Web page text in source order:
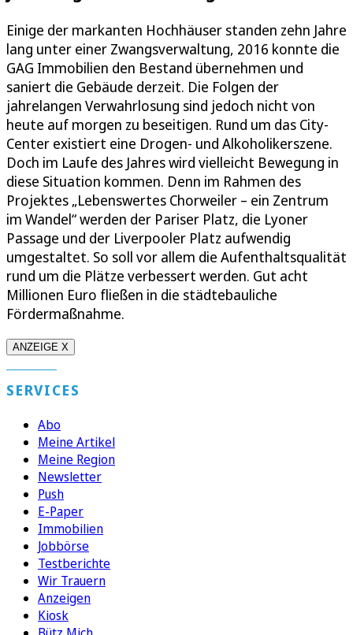
Einige der markanten Hochhäuser standen zehn Jahre
lang unter einer Zwangsverwaltung, 2016 konnte die
GAG Immobilien den Bestand übernehmen und
saniert die Gebäude derzeit. Die Folgen der
jahrelangen Verwahrlosung sind jedoch nicht von
heute auf morgen zu beseitigen. Rund um das City-
Center existiert eine Drogen- und Alkoholikerszene.
Doch im Laufe des Jahres wird vielleicht Bewegung in
diese Situation kommen. Denn im Rahmen des
Projektes „Lebenswertes Chorweiler – ein Zentrum
im Wandel“ werden der Pariser Platz, die Lyoner
Passage und der Liverpooler Platz aufwendig
umgestaltet. So soll vor allem die Aufenthaltsqualität
rund um die Plätze verbessert werden. Gut acht
Millionen Euro fließen in die städtebauliche
Fördermaßnahme.
ANZEIGE X
SERVICES
Abo
Meine Artikel
Meine Region
Newsletter
Push
E-Paper
Immobilien
Jobbörse
Testberichte
Wir Trauern
Anzeigen
Kiosk